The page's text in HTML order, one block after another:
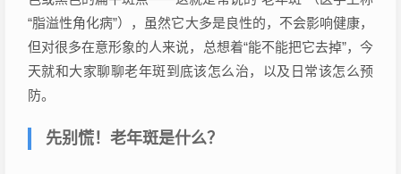
“脂溢性角化病”），虽然它大多是良性的，不会影响健康，
但对很多在意形象的人来说，总想着“能不能把它去掉”，今
天就和大家聊聊老年斑到底该怎么治，以及日常该怎么预
防。
先别慌！老年斑是什么？